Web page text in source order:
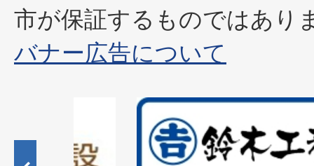
市が保証するものではあり
バナー広告について
2
枚